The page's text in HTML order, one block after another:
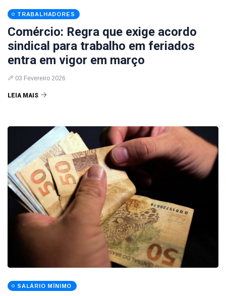
TRABALHADORES
Comércio: Regra que exige acordo
sindical para trabalho em feriados
entra em vigor em março
03 Fevereiro 2026
LEIA MAIS
SALÁRIO MÍNIMO